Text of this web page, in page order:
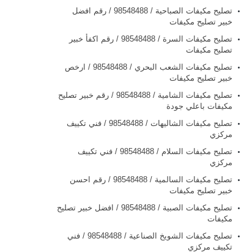
تصليح مكيفات الصباحية / 98548488 / رقم افضل
خبير تصليح مكيفات
تصليح مكيفات السرة / 98548488 / رقم اكفأ خبير
تصليح مكيفات
تصليح مكيفات الشعب البحري / 98548488 / ارخص
خبير تصليح مكيفات
تصليح مكيفات الشامية / 98548488 / رقم خبير تصليح
مكيفات باعلي جودة
تصليح مكيفات الشاليهات / 98548488 / فني تكييف
مركزي
تصليح مكيفات السلام / 98548488 / فني تكييف
مركزي
تصليح مكيفات السالمية / 98548488 / رقم احسن
خبير تصليح مكيفات
تصليح مكيفات الصبية / 98548488 / افضل خبير تصليح
مكيفات
تصليح مكيفات الشويخ الصناعية / 98548488 / فني
تكييف مركزي